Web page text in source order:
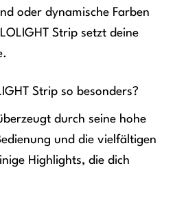
oder dynamische Farben
Strip setzt deine
Strip so besonders?
durch seine hohe
und die vielfältigen
Highlights, die dich